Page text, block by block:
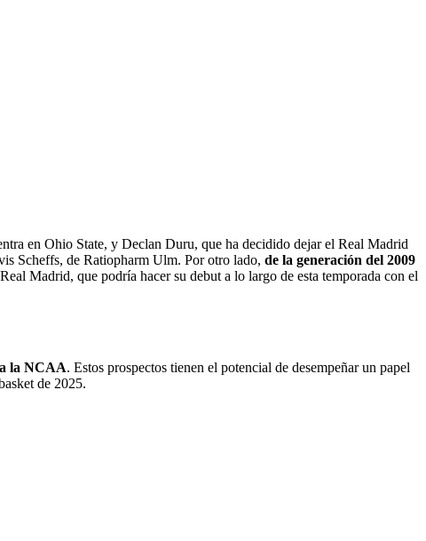
en Ohio State, y Declan Duru, que ha decidido dejar el Real Madrid
Scheffs, de Ratiopharm Ulm. Por otro lado, de la generación del 2009
Madrid, que podría hacer su debut a lo largo de esta temporada con el
la NCAA. Estos prospectos tienen el potencial de desempeñar un papel
de 2025.